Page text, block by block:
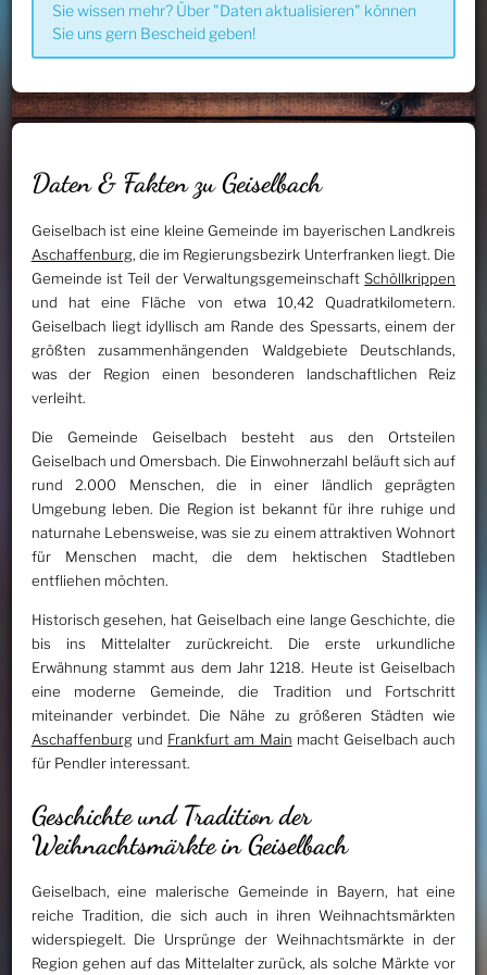
Sie wissen mehr? Über "Daten aktualisieren" können
Sie uns gern Bescheid geben!
Daten & Fakten zu Geiselbach
Geiselbach ist eine kleine Gemeinde im bayerischen Landkreis
Aschaffenburg, die im Regierungsbezirk Unterfranken liegt. Die
Gemeinde ist Teil der VerwaltungsgemeinschaftSchöllkrippen
und hat eine Fläche von etwa 10,42 Quadratkilometern.
Geiselbach liegt idyllisch am Rande des Spessarts, einem der
größten zusammenhängenden Waldgebiete Deutschlands,
was der Region einen besonderen landschaftlichen Reiz
verleiht.
Die Gemeinde Geiselbach besteht aus den Ortsteilen
Geiselbach und Omersbach. Die Einwohnerzahl beläuft sich auf
rund 2.000 Menschen, die in einer ländlich geprägten
Umgebung leben. Die Region ist bekannt für ihre ruhige und
naturnahe Lebensweise, was sie zu einem attraktiven Wohnort
für Menschen macht, die dem hektischen Stadtleben
entfliehen möchten.
Historisch gesehen, hat Geiselbach eine lange Geschichte, die
bis ins Mittelalter zurückreicht. Die erste urkundliche
Erwähnung stammt aus dem Jahr 1218. Heute ist Geiselbach
eine moderne Gemeinde, die Tradition und Fortschritt
miteinander verbindet. Die Nähe zu größeren Städten wie
Aschaffenburgund Frankfurt am Main macht Geiselbach auch
für Pendler interessant.
Geschichte und Tradition der
Weihnachtsmärkte in Geiselbach
Geiselbach, eine malerische Gemeinde in Bayern, hat eine
reiche Tradition, die sich auch in ihren Weihnachtsmärkten
widerspiegelt. Die Ursprünge der Weihnachtsmärkte in der
Region gehen auf das Mittelalter zurück, als solche Märkte vor